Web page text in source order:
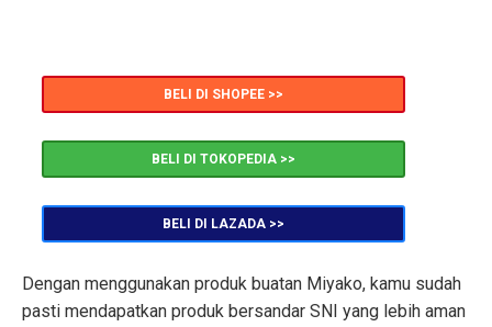
BELI DI SHOPEE >>
BELI DI TOKOPEDIA >>
BELI DI LAZADA >>
Dengan menggunakan produk buatan Miyako, kamu sudah
pasti mendapatkan produk bersandar SNI yang lebih aman